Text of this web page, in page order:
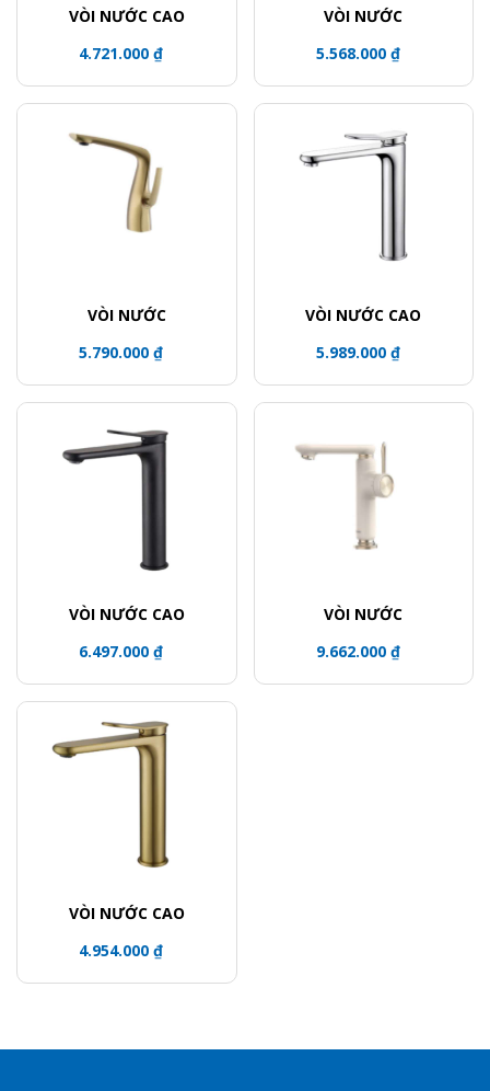
VÒI NƯỚC CAO
4.721.000 ₫
VÒI NƯỚC
5.568.000 ₫
VÒI NƯỚC
5.790.000 ₫
VÒI NƯỚC CAO
5.989.000 ₫
VÒI NƯỚC CAO
6.497.000 ₫
VÒI NƯỚC
9.662.000 ₫
VÒI NƯỚC CAO
4.954.000 ₫